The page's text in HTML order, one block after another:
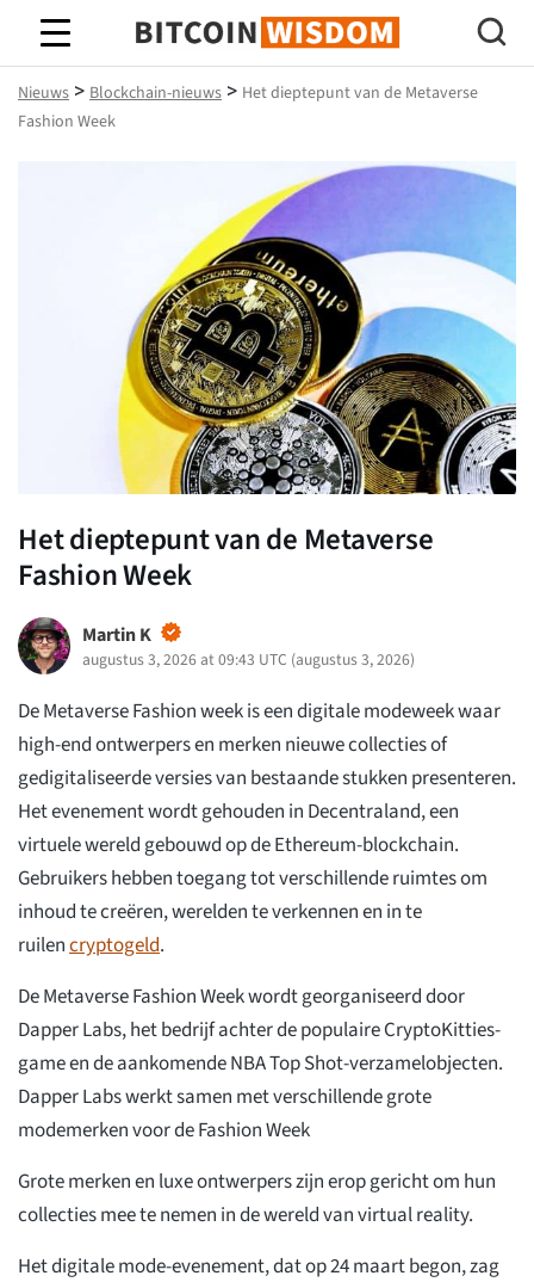
Bitcoin-wijsheid
Nieuws > Blockchain-nieuws > Het dieptepunt van de Metaverse
Fashion Week
Het dieptepunt van de Metaverse
Fashion Week
Martin K
augustus 3, 2026 at 09:43 UTC (augustus 3, 2026)
De Metaverse Fashion week is een digitale modeweek waar
high-end ontwerpers en merken nieuwe collecties of
gedigitaliseerde versies van bestaande stukken presenteren.
Het evenement wordt gehouden in Decentraland, een
virtuele wereld gebouwd op de Ethereum-blockchain.
Gebruikers hebben toegang tot verschillende ruimtes om
inhoud te creëren, werelden te verkennen en in te
ruilencryptogeld.
De Metaverse Fashion Week wordt georganiseerd door
Dapper Labs, het bedrijf achter de populaire CryptoKitties-
game en de aankomende NBA Top Shot-verzamelobjecten.
Dapper Labs werkt samen met verschillende grote
modemerken voor de Fashion Week
Grote merken en luxe ontwerpers zijn erop gericht om hun
collecties mee te nemen in de wereld van virtual reality.
Het digitale mode-evenement, dat op 24 maart begon, zag